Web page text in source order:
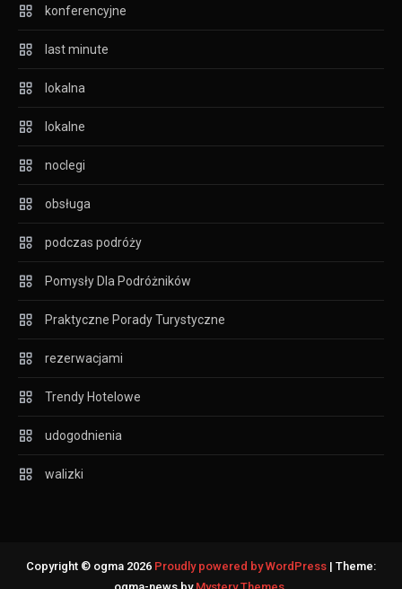
konferencyjne
last minute
lokalna
lokalne
noclegi
obsługa
podczas podróży
Pomysły Dla Podróżników
Praktyczne Porady Turystyczne
rezerwacjami
Trendy Hotelowe
udogodnienia
walizki
Copyright © ogma 2026 Proudly powered by WordPress | Theme: